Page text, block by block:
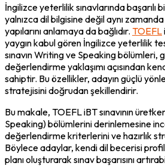
İngilizce yeterlilik sınavlarında başarılı
yalnızca dil bilgisine değil aynı
yapılarını anlamaya da bağlıdır. TOEFL
yaygın kabul gören İngilizce yeterlilik
sınavın Writing ve Speaking bölümleri,
değerlendirme yaklaşımı açısından
sahiptir. Bu özellikler, adayın güçlü
stratejisini doğrudan şekillendirir.
Bu makale, TOEFL iBT sınavının
Speaking) bölümlerini derinlemesine
değerlendirme kriterlerini ve hazırlık
Böylece adaylar, kendi dil becerisi
planı oluşturarak sınav başarısını